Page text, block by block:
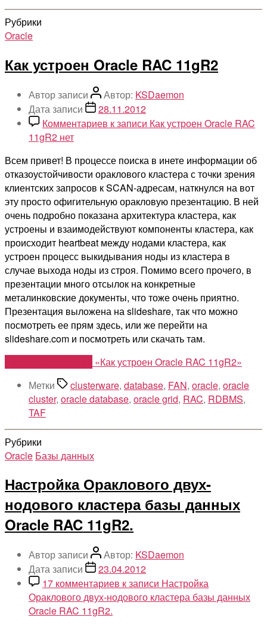
Рубрики
Oracle
Как устроен Oracle RAC 11gR2
Автор записи Автор: KSDaemon
Дата записи
28.11.2012
Комментариев к записи Как устроен Oracle RAC
11gR2 нет
Всем привет! В процессе поиска в инете информации об
отказоустойчивости ораклового кластера с точки зрения
клиентских запросов к SCAN-адресам, наткнулся на вот
эту просто офигительную оракловую презентацию. В ней
очень подробно показана архитектура кластера, как
устроены и взаимодействуют компоненты кластера, как
происходит heartbeat между нодами кластера, как
устроен процесс выкидывания ноды из кластера в
случае выхода ноды из строя. Помимо всего прочего, в
презентации много отсылок на конкретные
металинковские документы, что тоже очень приятно.
Презентация выложена на slideshare, так что можно
посмотреть ее прям здесь, или же перейти на
slideshare.com и посмотреть или скачать там.
«Как устроен Oracle RAC 11gR2»
Метки
clusterware, database, FAN, oracle, oracle
cluster, oracle database, oracle grid, RAC, RDBMS,
TAF
Рубрики
Oracle Базы данных
Настройка Ораклового двух-
нодового кластера базы данных
Oracle RAC 11gR2.
Автор записи Автор: KSDaemon
Дата записи
23.04.2012
17 комментариев к записи Настройка
Ораклового двух-нодового кластера базы данных
Oracle RAC 11gR2.